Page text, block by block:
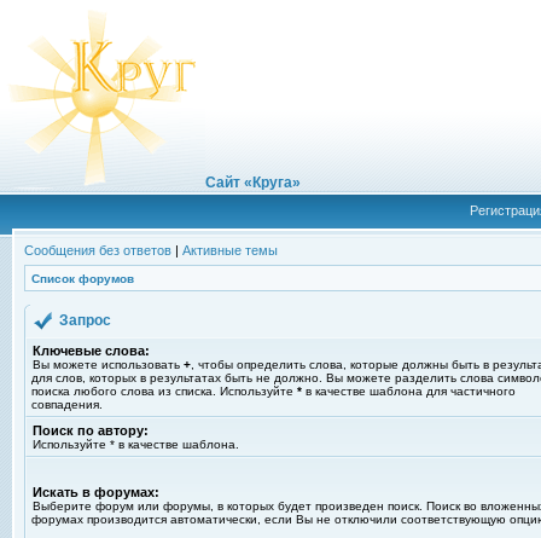
Сайт «Круга»
Сообщения без ответов | Активные темы
Список форумов
Запрос
Ключевые слова:
Вы можете использовать + , чтобы определить слова, которые должны быть в
для слов, которых в результатах быть не должно. Вы можете разделить слова
поиска любого слова из списка. Используйте * в качестве шаблона для частичного
совпадения.
Поиск по автору:
Используйте * в качестве шаблона.
Искать в форумах:
Выберите форум или форумы, в которых будет произведен поиск. Поиск во
форумах производится автоматически, если Вы не отключили соответствующую